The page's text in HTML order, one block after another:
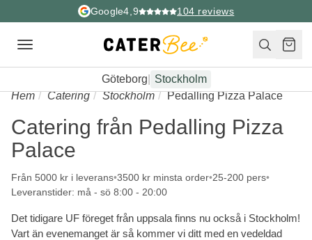
Google4,9 104 reviews
Toggle
Göteborg
Stockholm
Hem
Catering Stockholm Pedalling Pizza Palace
Catering från Pedalling Pizza
Palace
Från 5000 kr i leverans 3500 kr minsta order 25-200 pers
Leveranstider: må - sö 8:00 - 20:00
Det tidigare UF föreget från uppsala finns nu också i Stockholm!
Vart än evenemanget är så kommer vi ditt med en vedeldad